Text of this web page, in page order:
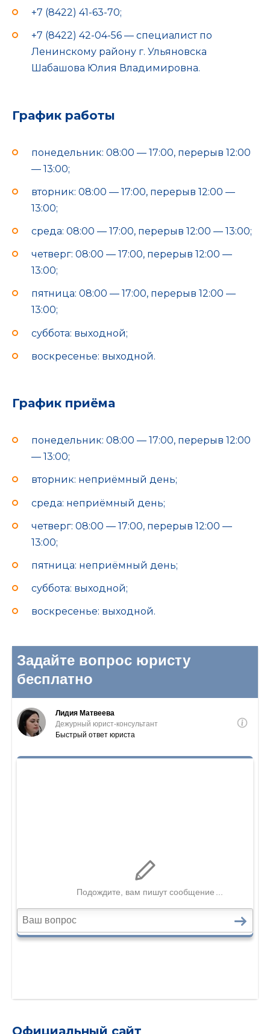
+7 (8422) 41-63-70;
+7 (8422) 42-04-56 — специалист по
Ленинскому району г. Ульяновска
Шабашова Юлия Владимировна.
График работы
понедельник: 08:00 — 17:00, перерыв 12:00
— 13:00;
вторник: 08:00 — 17:00, перерыв 12:00 —
13:00;
среда: 08:00 — 17:00, перерыв 12:00 — 13:00;
четверг: 08:00 — 17:00, перерыв 12:00 —
13:00;
пятница: 08:00 — 17:00, перерыв 12:00 —
13:00;
суббота: выходной;
воскресенье: выходной.
График приёма
понедельник: 08:00 — 17:00, перерыв 12:00
— 13:00;
вторник: неприёмный день;
среда: неприёмный день;
четверг: 08:00 — 17:00, перерыв 12:00 —
13:00;
пятница: неприёмный день;
суббота: выходной;
воскресенье: выходной.
Официальный сайт